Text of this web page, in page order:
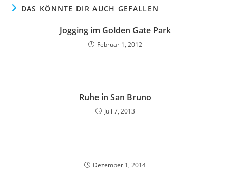
DAS KÖNNTE DIR AUCH GEFALLEN
Jogging im Golden Gate Park
Februar 1, 2012
Ruhe in San Bruno
Juli 7, 2013
Dezember 1, 2014